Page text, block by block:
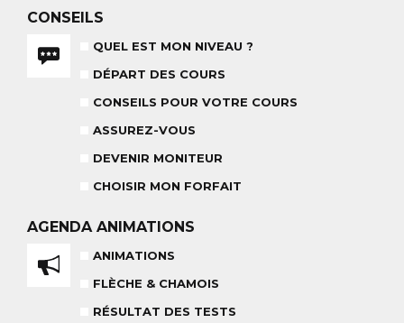
ASSUREZ-VOUS
RÉSULTAT DES TESTS
REMISE DES MÉDAILLES
TEAM RIDER
8-14 ANS
COURS PRIVÉ APRÈS-MIDI
À PARTIR DE 260€
CONSEILS
QUEL EST MON NIVEAU ?
DÉPART DES COURS
CONSEILS POUR VOTRE COURS
ASSUREZ-VOUS
DEVENIR MONITEUR
CHOISIR MON FORFAIT
AGENDA ANIMATIONS
ANIMATIONS
FLÈCHE & CHAMOIS
RÉSULTAT DES TESTS